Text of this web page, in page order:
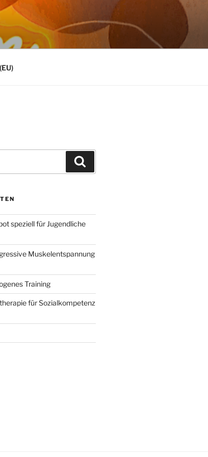
speziell für Jugendliche
Muskelentspannung
Training
für Sozialkompetenz